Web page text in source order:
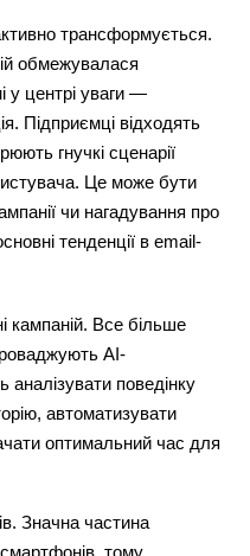
трансформується.
обмежувалася
у центрі уваги —
Підприємці відходять
гнучкі сценарії
Це може бути
чи нагадування про
тенденції в email-
кампаній. Все більше
АІ-
поведінку
автоматизувати
оптимальний час для
Значна частина
тому